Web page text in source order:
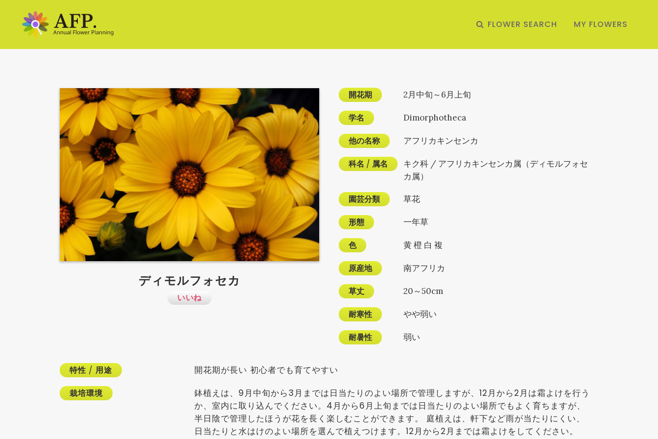
FLOWER SEARCH MY FLOWERS
ディモルフォセカ
いいね
開花期 2月中旬～6月上旬
学名 Dimorphotheca
他の名称 アフリカキンセンカ
科名 / 属名
キク科 / アフリカキンセンカ属（ディモルフォセ
カ属）
園芸分類 草花
形態 一年草
色 黄 橙 白 複
原産地 南アフリカ
草丈 20～50cm
耐寒性 やや弱い
耐暑性 弱い
特性 / 用途 開花期が長い 初心者でも育てやすい
栽培環境
鉢植えは、9月中旬から3月までは日当たりのよい場所で管理しますが、12月から2月は霜よけを行う
か、室内に取り込んでください。4月から6月上旬までは日当たりのよい場所でもよく育ちますが、
半日陰で管理したほうが花を長く楽しむことができます。 庭植えは、軒下など雨が当たりにくい、
日当たりと水はけのよい場所を選んで植えつけます。12月から2月までは霜よけをしてください。